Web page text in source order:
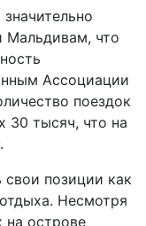
Мальдивам, что
Ассоциации
поездок
30 тысяч, что на
позиции как
Несмотря
на острове